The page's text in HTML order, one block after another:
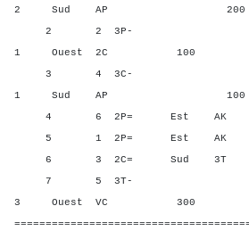
2 Sud AP 200
2 2 3P-
1 Ouest 2C 100
3 4 3C-
1 Sud AP 100
4 6 2P= Est
5 1 2P= Est
6 3 2C= Sud
7 5 3T-
3 Ouest VC 300